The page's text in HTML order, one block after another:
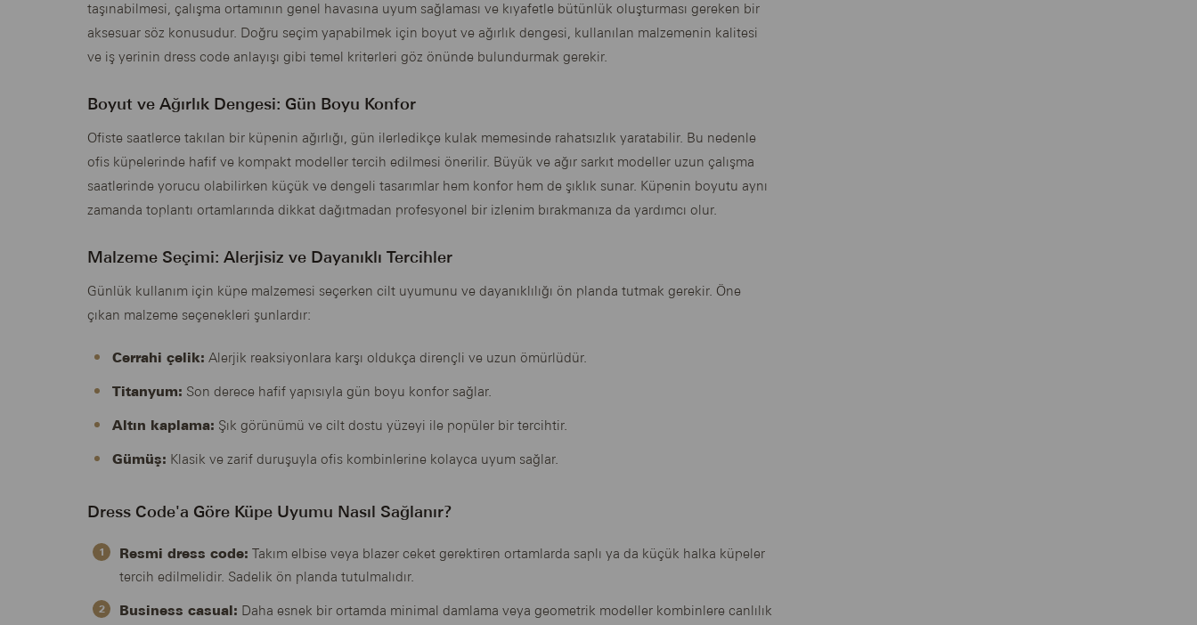
taşınabilmesi, çalışma ortamının genel havasına uyum sağlaması ve kıyafetle bütünlük oluşturması gereken bir
aksesuar söz konusudur. Doğru seçim yapabilmek için boyut ve ağırlık dengesi, kullanılan malzemenin kalitesi
ve iş yerinin dress code anlayışı gibi temel kriterleri göz önünde bulundurmak gerekir.
Boyut ve Ağırlık Dengesi: Gün Boyu Konfor
Ofiste saatlerce takılan bir küpenin ağırlığı, gün ilerledikçe kulak memesinde rahatsızlık yaratabilir. Bu nedenle
ofis küpelerinde hafif ve kompakt modeller tercih edilmesi önerilir. Büyük ve ağır sarkıt modeller uzun çalışma
saatlerinde yorucu olabilirken küçük ve dengeli tasarımlar hem konfor hem de şıklık sunar. Küpenin boyutu aynı
zamanda toplantı ortamlarında dikkat dağıtmadan profesyonel bir izlenim bırakmanıza da yardımcı olur.
Malzeme Seçimi: Alerjisiz ve Dayanıklı Tercihler
Günlük kullanım için küpe malzemesi seçerken cilt uyumunu ve dayanıklılığı ön planda tutmak gerekir. Öne
çıkan malzeme seçenekleri şunlardır:
Cerrahi çelik: Alerjik reaksiyonlara karşı oldukça dirençli ve uzun ömürlüdür.
Titanyum: Son derece hafif yapısıyla gün boyu konfor sağlar.
Altın kaplama: Şık görünümü ve cilt dostu yüzeyi ile popüler bir tercihtir.
Gümüş: Klasik ve zarif duruşuyla ofis kombinlerine kolayca uyum sağlar.
Dress Code'a Göre Küpe Uyumu Nasıl Sağlanır?
Resmi dress code: Takım elbise veya blazer ceket gerektiren ortamlarda saplı ya da küçük halka küpeler
tercih edilmelidir. Sadelik ön planda tutulmalıdır.
Business casual: Daha esnek bir ortamda minimal damlama veya geometrik modeller kombinlere canlılık